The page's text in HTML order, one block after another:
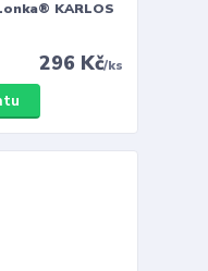
KARLOS
296 Kč/ks